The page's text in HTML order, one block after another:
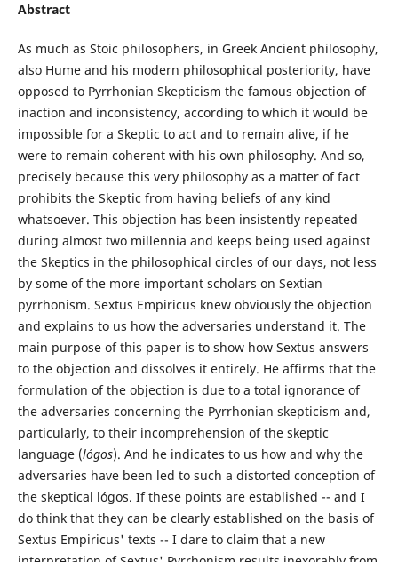
Abstract
As much as Stoic philosophers, in Greek Ancient philosophy,
also Hume and his modern philosophical posteriority, have
opposed to Pyrrhonian Skepticism the famous objection of
inaction and inconsistency, according to which it would be
impossible for a Skeptic to act and to remain alive, if he
were to remain coherent with his own philosophy. And so,
precisely because this very philosophy as a matter of fact
prohibits the Skeptic from having beliefs of any kind
whatsoever. This objection has been insistently repeated
during almost two millennia and keeps being used against
the Skeptics in the philosophical circles of our days, not less
by some of the more important scholars on Sextian
pyrrhonism. Sextus Empiricus knew obviously the objection
and explains to us how the adversaries understand it. The
main purpose of this paper is to show how Sextus answers
to the objection and dissolves it entirely. He affirms that the
formulation of the objection is due to a total ignorance of
the adversaries concerning the Pyrrhonian skepticism and,
particularly, to their incomprehension of the skeptic
language (lógos). And he indicates to us how and why the
adversaries have been led to such a distorted conception of
the skeptical lógos. If these points are established -- and I
do think that they can be clearly established on the basis of
Sextus Empiricus' texts -- I dare to claim that a new